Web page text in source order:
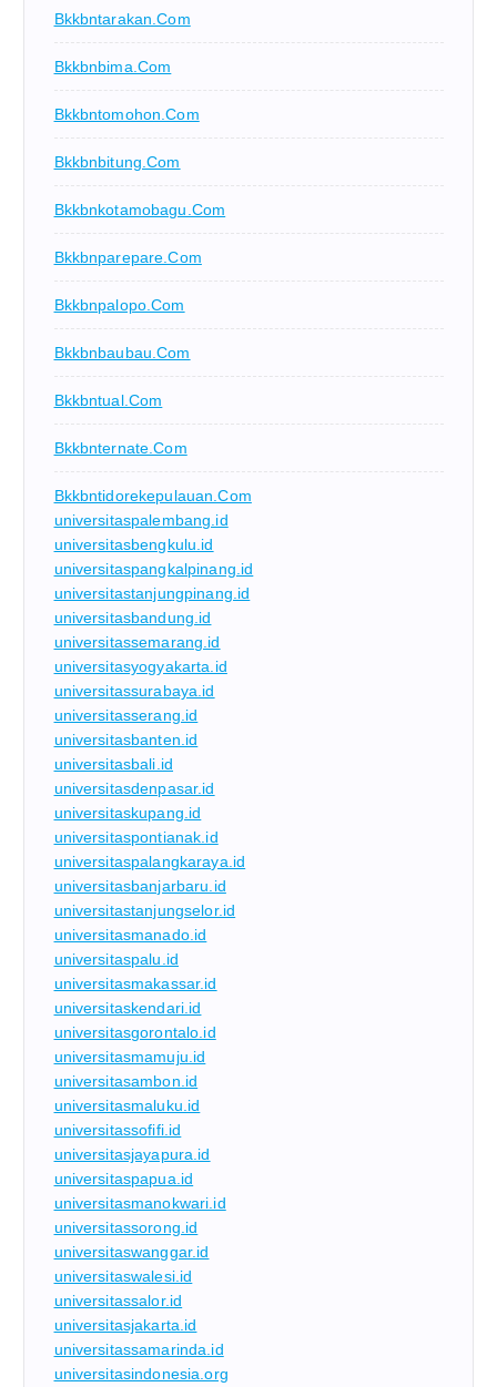
Bkkbntarakan.com
Bkkbnbima.com
Bkkbntomohon.com
Bkkbnbitung.com
Bkkbnkotamobagu.com
Bkkbnparepare.com
Bkkbnpalopo.com
Bkkbnbaubau.com
Bkkbntual.com
Bkkbnternate.com
Bkkbntidorekepulauan.com
universitaspalembang.id
universitasbengkulu.id
universitaspangkalpinang.id
universitastanjungpinang.id
universitasbandung.id
universitassemarang.id
universitasyogyakarta.id
universitassurabaya.id
universitasserang.id
universitasbanten.id
universitasbali.id
universitasdenpasar.id
universitaskupang.id
universitaspontianak.id
universitaspalangkaraya.id
universitasbanjarbaru.id
universitastanjungselor.id
universitasmanado.id
universitaspalu.id
universitasmakassar.id
universitaskendari.id
universitasgorontalo.id
universitasmamuju.id
universitasambon.id
universitasmaluku.id
universitassofifi.id
universitasjayapura.id
universitaspapua.id
universitasmanokwari.id
universitassorong.id
universitaswanggar.id
universitaswalesi.id
universitassalor.id
universitasjakarta.id
universitassamarinda.id
universitasindonesia.org